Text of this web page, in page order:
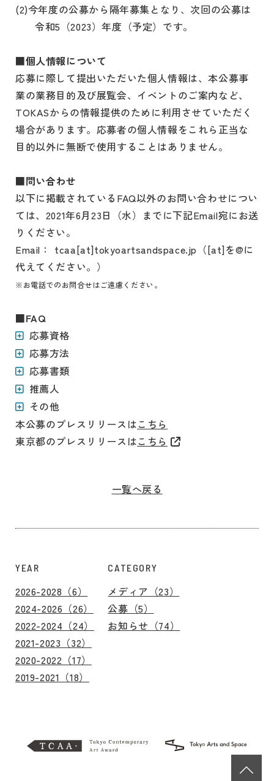
(2)今年度の公募から隔年募集となり、次回の公募は
令和5（2023）年度（予定）です。
■個人情報について
応募に際して提出いただいた個人情報は、本公募事
業の業務目的及び展覧会、イベントのご案内など、
TOKASからの情報提供のために利用させていただく
場合があります。応募者の個人情報をこれら正当な
目的以外に無断で使用することはありません。
■問い合わせ
以下に掲載されているFAQ以外のお問い合わせについ
ては、2021年6月23日（水）までに下記Email宛にお送
りください。
Email： tcaa[at]tokyoartsandspace.jp（[at]を@に
代えてください。）
※お電話でのお問合せはご遠慮ください。
■FAQ
応募資格
応募方法
応募書類
推薦人
その他
本公募のプレスリリースはこちら
東京都のプレスリリースはこちら
一覧へ戻る
YEAR
2026-2028（6）
2024-2026（26）
2022-2024（24）
2021-2023（32）
2020-2022（17）
2019-2021（18）
CATEGORY
メディア（23）
公募（5）
お知らせ（74）